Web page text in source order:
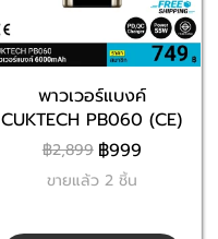
พาวเวอร์แบงค์
CUKTECH PB060 (CE)
฿2,899 ฿999
ขายแล้ว 2 ชิ้น